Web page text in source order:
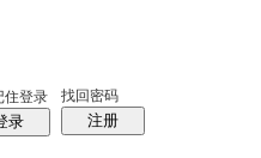
住登录
录
找回密码
注册